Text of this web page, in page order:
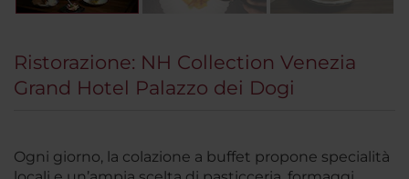
Ristorazione: NH Collection Venezia
Grand Hotel Palazzo dei Dogi
Ogni giorno, la colazione a buffet propone specialità